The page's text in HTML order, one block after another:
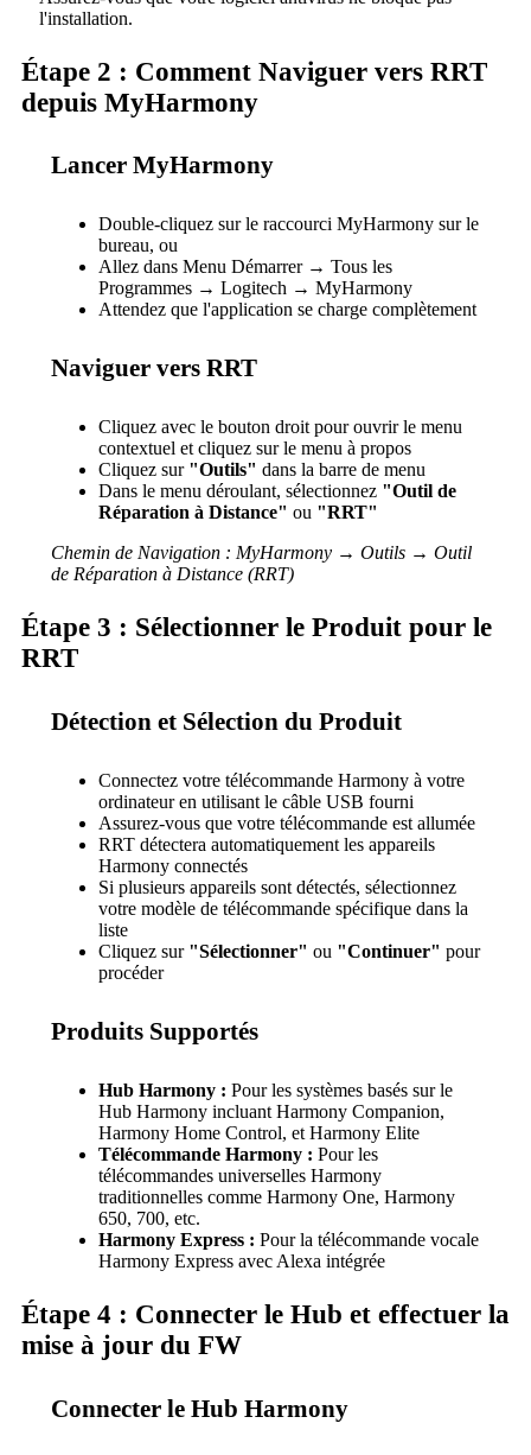
l'installation.
Étape 2 : Comment Naviguer vers RRT
depuis MyHarmony
Lancer MyHarmony
Double-cliquez sur le raccourci MyHarmony sur le
bureau, ou
Allez dans Menu Démarrer → Tous les
Programmes → Logitech → MyHarmony
Attendez que l'application se charge complètement
Naviguer vers RRT
Cliquez avec le bouton droit pour ouvrir le menu
contextuel et cliquez sur le menu à propos
Cliquez sur "Outils" dans la barre de menu
Dans le menu déroulant, sélectionnez "Outil de
Réparation à Distance" ou "RRT"
Chemin de Navigation : MyHarmony → Outils → Outil
de Réparation à Distance (RRT)
Étape 3 : Sélectionner le Produit pour le
RRT
Détection et Sélection du Produit
Connectez votre télécommande Harmony à votre
ordinateur en utilisant le câble USB fourni
Assurez-vous que votre télécommande est allumée
RRT détectera automatiquement les appareils
Harmony connectés
Si plusieurs appareils sont détectés, sélectionnez
votre modèle de télécommande spécifique dans la
liste
Cliquez sur "Sélectionner" ou "Continuer" pour
procéder
Produits Supportés
Hub Harmony : Pour les systèmes basés sur le
Hub Harmony incluant Harmony Companion,
Harmony Home Control, et Harmony Elite
Télécommande Harmony : Pour les
télécommandes universelles Harmony
traditionnelles comme Harmony One, Harmony
650, 700, etc.
Harmony Express : Pour la télécommande vocale
Harmony Express avec Alexa intégrée
Étape 4 : Connecter le Hub et effectuer la
mise à jour du FW
Connecter le Hub Harmony